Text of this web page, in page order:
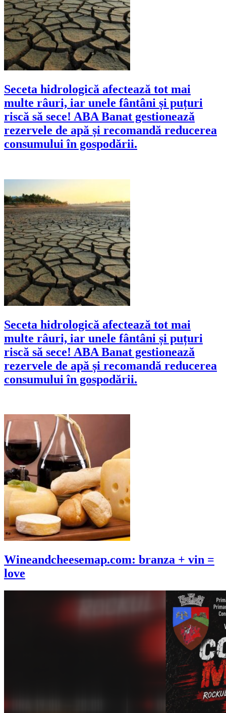
Seceta hidrologică afectează tot mai
multe râuri, iar unele fântâni și puțuri
riscă să sece! ABA Banat gestionează
rezervele de apă și recomandă reducerea
consumului în gospodării.
Seceta hidrologică afectează tot mai
multe râuri, iar unele fântâni și puțuri
riscă să sece! ABA Banat gestionează
rezervele de apă și recomandă reducerea
consumului în gospodării.
Wineandcheesemap.com: branza + vin =
love